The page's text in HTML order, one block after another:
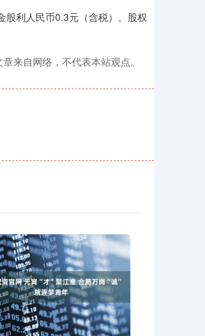
利人民币0.3元（含税）。股权
来自网络，不代表本站观点。